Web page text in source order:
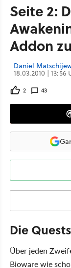
Seite 2:
Addon
Daniel
18.03.2010 |
2 43
Die Quests
Über jeden
Bioware wie